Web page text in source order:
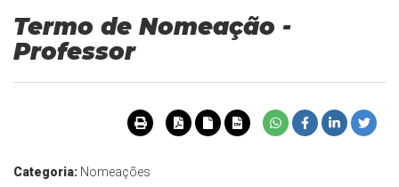
Termo de Nomeação -
Professor
Categoria: Nomeações